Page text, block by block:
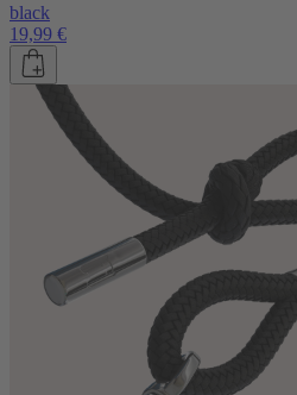
black
19,99 €